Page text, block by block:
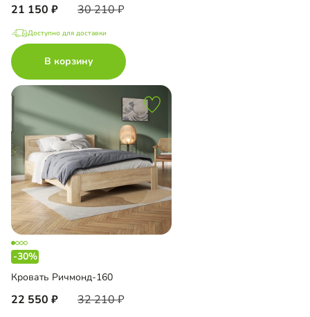
21 150 30 210
Доступно для доставки
В корзину
-30%
Кровать Ричмонд-160
22 550 32 210